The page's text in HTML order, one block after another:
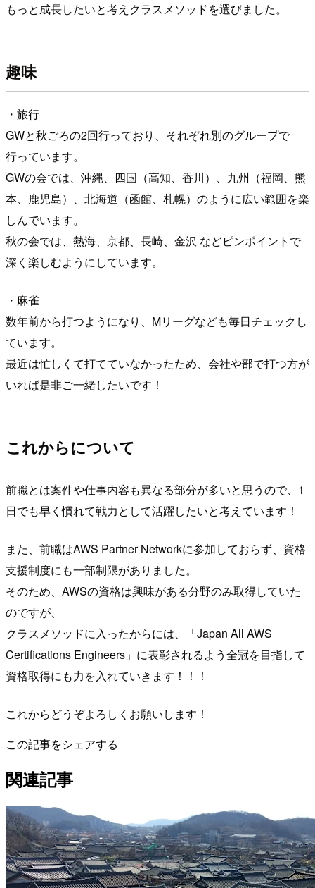
もっと成長したいと考えクラスメソッドを選びました。
趣味
・旅行
GWと秋ごろの2回行っており、それぞれ別のグループで
行っています。
GWの会では、沖縄、四国（高知、香川）、九州（福岡、熊
本、鹿児島）、北海道（函館、札幌）のように広い範囲を楽
しんでいます。
秋の会では、熱海、京都、長崎、金沢 などピンポイントで
深く楽しむようにしています。
・麻雀
数年前から打つようになり、Mリーグなども毎日チェックし
ています。
最近は忙しくて打てていなかったため、会社や部で打つ方が
いれば是非ご一緒したいです！
これからについて
前職とは案件や仕事内容も異なる部分が多いと思うので、1
日でも早く慣れて戦力として活躍したいと考えています！
また、前職はAWS Partner Networkに参加しておらず、資格
支援制度にも一部制限がありました。
そのため、AWSの資格は興味がある分野のみ取得していた
のですが、
クラスメソッドに入ったからには、「Japan All AWS
Certifications Engineers」に表彰されるよう全冠を目指して
資格取得にも力を入れていきます！！！
これからどうぞよろしくお願いします！
この記事をシェアする
関連記事